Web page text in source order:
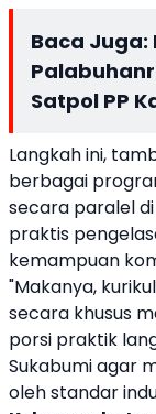
Baca Juga:
Satpol PP
Langkah ini,
berbagai
secara paralel
praktis
kemampuan
"Makanya,
secara khusus
porsi praktik
Sukabumi agar
oleh standar